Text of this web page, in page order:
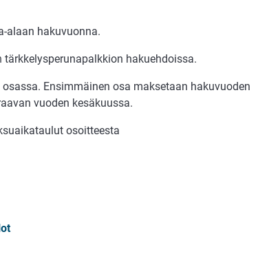
alaan hakuvuonna.
hakuehdoissa.
Ensimmäinen osa maksetaan hakuvuoden
vuoden kesäkuussa.
osoitteesta